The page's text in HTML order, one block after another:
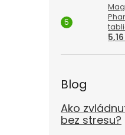
Blog
Ako
bez stresu?